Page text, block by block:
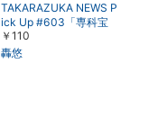
TAKARAZUKA NEWS P
ick Up #603「専科宝
塚バウホール公演『パ
パ・アイ・ラブ・ユ
￥110
轟悠